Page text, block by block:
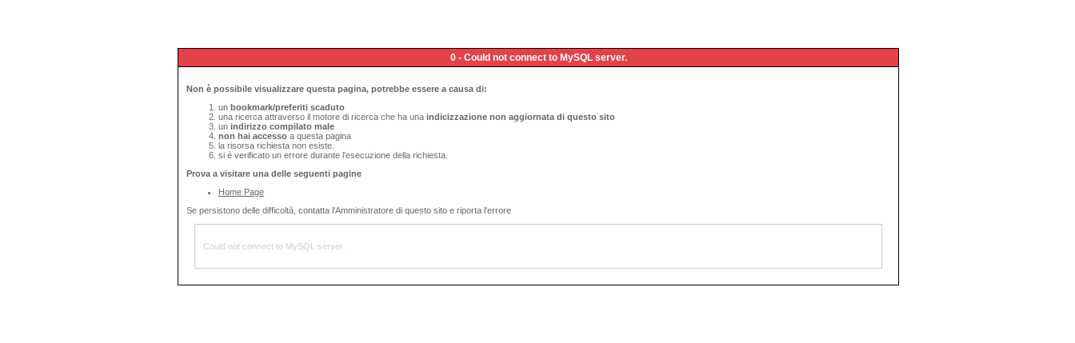
0 - Could not connect to MySQL server.
Non è possibile visualizzare questa pagina, potrebbe essere a causa di:
un bookmark/preferiti scaduto
una ricerca attraverso il motore di ricerca che ha una indicizzazione non aggiornata di questo sito
un indirizzo compilato male
non hai accesso a questa pagina
la risorsa richiesta non esiste.
si è verificato un errore durante l'esecuzione della richiesta.
Prova a visitare una delle seguenti pagine
Home Page
Se persistono delle difficoltà, contatta l'Amministratore di questo sito e riporta l'errore
Could not connect to MySQL server.